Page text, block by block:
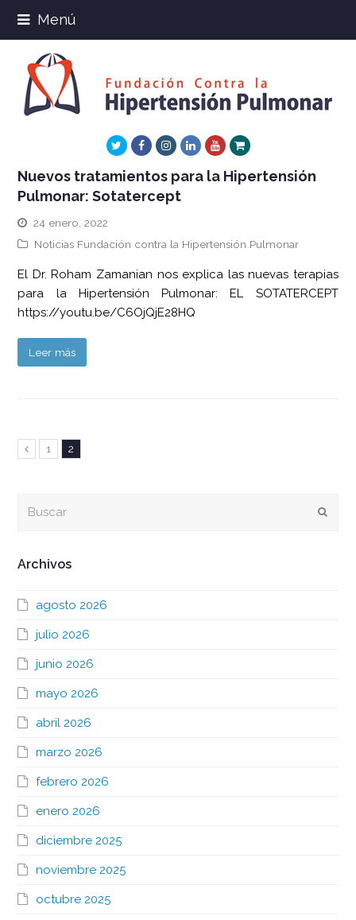
Menú
TwitterFacebookInstagram
LinkedInYoutube
Xing
Nuevos tratamientos para la Hipertensión
Pulmonar: Sotatercept
24 enero, 2022
Noticias Fundación contra la Hipertensión Pulmonar
El Dr. Roham Zamanian nos explica las nuevas terapias
para la Hipertensión Pulmonar: EL SOTATERCEPT
https://youtu.be/C6OjQjE28HQ
Leer más
Anterior
Page
1 Page
2
Archivos
agosto 2026
julio 2026
junio 2026
mayo 2026
abril 2026
marzo 2026
febrero 2026
enero 2026
diciembre 2025
noviembre 2025
octubre 2025